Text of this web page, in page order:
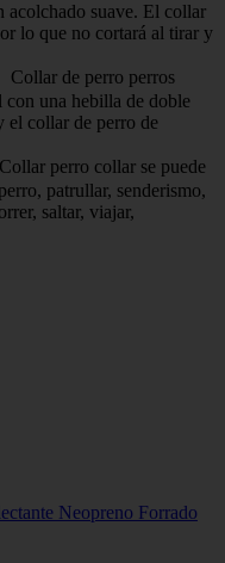
acolchado suave. El collar
lo que no cortará al tirar y
de perro perros
con una hebilla de doble
el collar de perro de
perro collar se puede
patrullar, senderismo,
saltar, viajar,
Neopreno Forrado